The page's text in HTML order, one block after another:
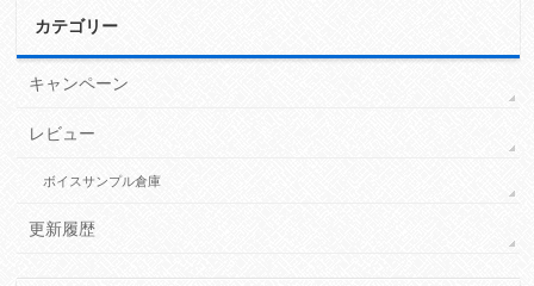
カテゴリー
キャンペーン
レビュー
ボイスサンプル倉庫
更新履歴